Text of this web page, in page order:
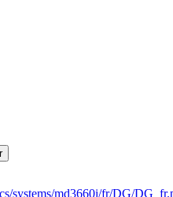
systems/md3660i/fr/DG/